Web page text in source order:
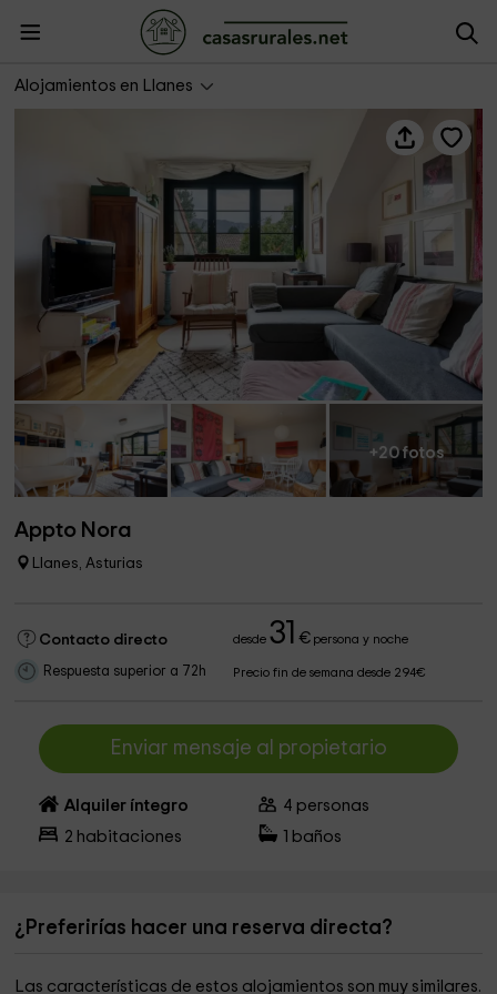
Alojamientos en Llanes
+20 fotos
Appto Nora
Llanes, Asturias
Contacto directo desde31 €persona y noche
Respuesta superior a 72h Precio fin de semana desde 294€
Enviar mensaje al propietario
Alquiler íntegro 4 personas
2 habitaciones baños
¿Preferirías hacer una reserva directa?
Las características de estos alojamientos son muy similares.